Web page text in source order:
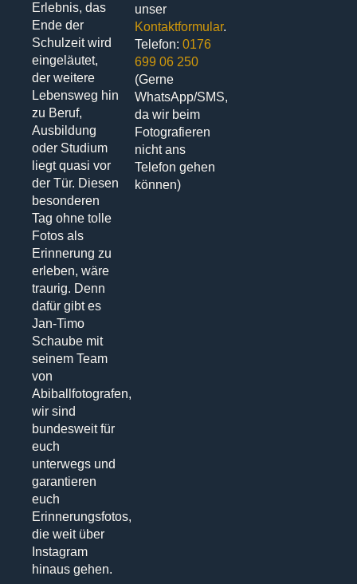
Erlebnis, das
Ende der
Schulzeit wird
eingeläutet,
der weitere
Lebensweg hin
zu Beruf,
Ausbildung
oder Studium
liegt quasi vor
der Tür. Diesen
besonderen
Tag ohne tolle
Fotos als
Erinnerung zu
erleben, wäre
traurig. Denn
dafür gibt es
Jan-Timo
Schaube mit
seinem Team
von
Abiballfotografen,
wir sind
bundesweit für
euch
unterwegs und
garantieren
euch
Erinnerungsfotos,
die weit über
Instagram
hinaus gehen.
unser
Kontaktformular.
Telefon:0176
699 06 250
(Gerne
WhatsApp/SMS,
da wir beim
Fotografieren
nicht ans
Telefon gehen
können)